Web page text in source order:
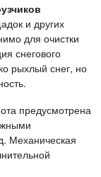
и других
для очистки
снегового
рыхлый снег, но
предусмотрена
Механическая